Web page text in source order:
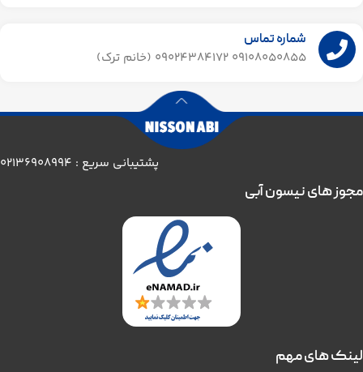
شماره تماس
09108050855 09024384172 (خانم ترک)
پشتیبانی سریع : 02136908994
لینک های مهم
مجوز های نیسون آبی